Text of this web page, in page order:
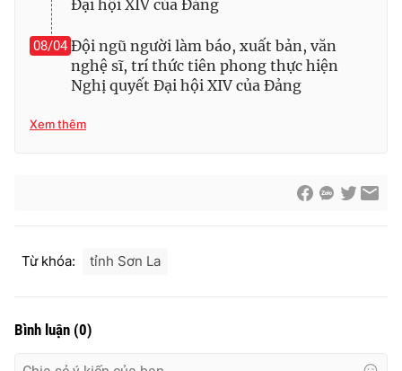
Đại hội XIV của Đảng
08/04 Đội ngũ người làm báo, xuất bản, văn
nghệ sĩ, trí thức tiên phong thực hiện
Nghị quyết Đại hội XIV của Đảng
Xem thêm
Từ khóa: tỉnh Sơn La
Bình luận (0)